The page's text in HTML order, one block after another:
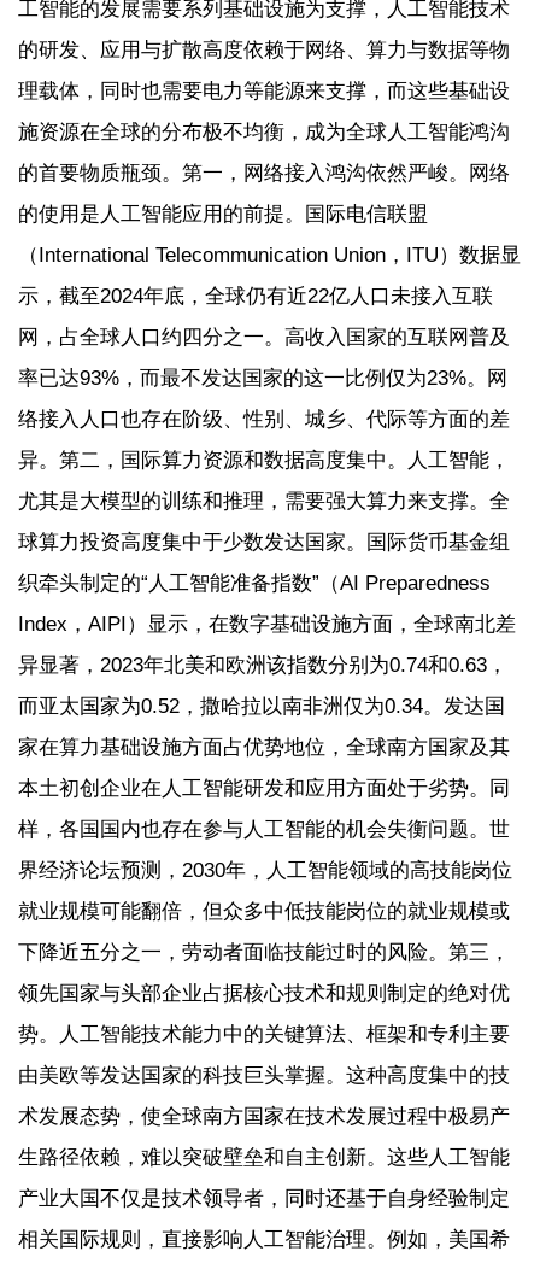
工智能的发展需要系列基础设施为支撑，人工智能技术
的研发、应用与扩散高度依赖于网络、算力与数据等物
理载体，同时也需要电力等能源来支撑，而这些基础设
施资源在全球的分布极不均衡，成为全球人工智能鸿沟
的首要物质瓶颈。第一，网络接入鸿沟依然严峻。网络
的使用是人工智能应用的前提。国际电信联盟
（International Telecommunication Union，ITU）数据显
示，截至2024年底，全球仍有近22亿人口未接入互联
网，占全球人口约四分之一。高收入国家的互联网普及
率已达93%，而最不发达国家的这一比例仅为23%。网
络接入人口也存在阶级、性别、城乡、代际等方面的差
异。第二，国际算力资源和数据高度集中。人工智能，
尤其是大模型的训练和推理，需要强大算力来支撑。全
球算力投资高度集中于少数发达国家。国际货币基金组
织牵头制定的“人工智能准备指数”（AI Preparedness
Index，AIPI）显示，在数字基础设施方面，全球南北差
异显著，2023年北美和欧洲该指数分别为0.74和0.63，
而亚太国家为0.52，撒哈拉以南非洲仅为0.34。发达国
家在算力基础设施方面占优势地位，全球南方国家及其
本土初创企业在人工智能研发和应用方面处于劣势。同
样，各国国内也存在参与人工智能的机会失衡问题。世
界经济论坛预测，2030年，人工智能领域的高技能岗位
就业规模可能翻倍，但众多中低技能岗位的就业规模或
下降近五分之一，劳动者面临技能过时的风险。第三，
领先国家与头部企业占据核心技术和规则制定的绝对优
势。人工智能技术能力中的关键算法、框架和专利主要
由美欧等发达国家的科技巨头掌握。这种高度集中的技
术发展态势，使全球南方国家在技术发展过程中极易产
生路径依赖，难以突破壁垒和自主创新。这些人工智能
产业大国不仅是技术领导者，同时还基于自身经验制定
相关国际规则，直接影响人工智能治理。例如，美国希